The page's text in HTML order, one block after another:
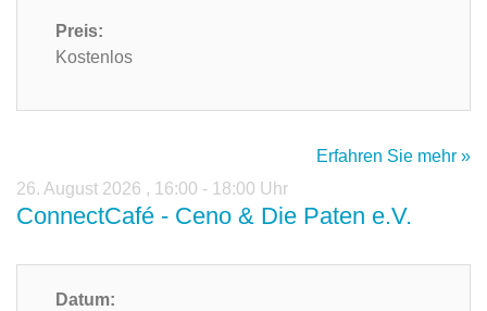
Preis:
Kostenlos
Erfahren Sie mehr »
26. August 2026 , 16:00 - 18:00 Uhr
ConnectCafé - Ceno & Die Paten e.V.
Datum: